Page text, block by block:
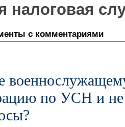
налоговая
с комментариями
по УСН и не